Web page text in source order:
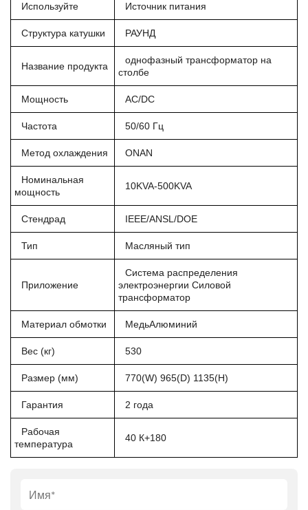
Используйте Источник питания
Структура катушки РАУНД
Название продукта
однофазный трансформатор на
столбе
Мощность AC/DC
Частота 50/60 Гц
Метод охлаждения ONAN
Номинальная
мощность
10KVA-500KVA
Стендрад IEEE/ANSL/DOE
Тип Масляный тип
Приложение
Система распределения
электроэнергии Силовой
трансформатор
Материал обмотки МедьАлюминий
Вес (кг) 530
Размер (мм) 770(W) 965(D) 1135(H)
Гарантия 2 года
Рабочая
температура
40 К+180